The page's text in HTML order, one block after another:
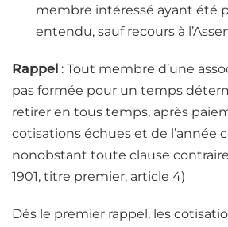
membre intéressé ayant été
entendu, sauf recours à
Rappel : Tout membre d’une
pas formée pour un temps
retirer en tous temps, après
cotisations échues et de l’année
nonobstant toute clause
1901, titre premier, article 4)
Dés le premier rappel, les